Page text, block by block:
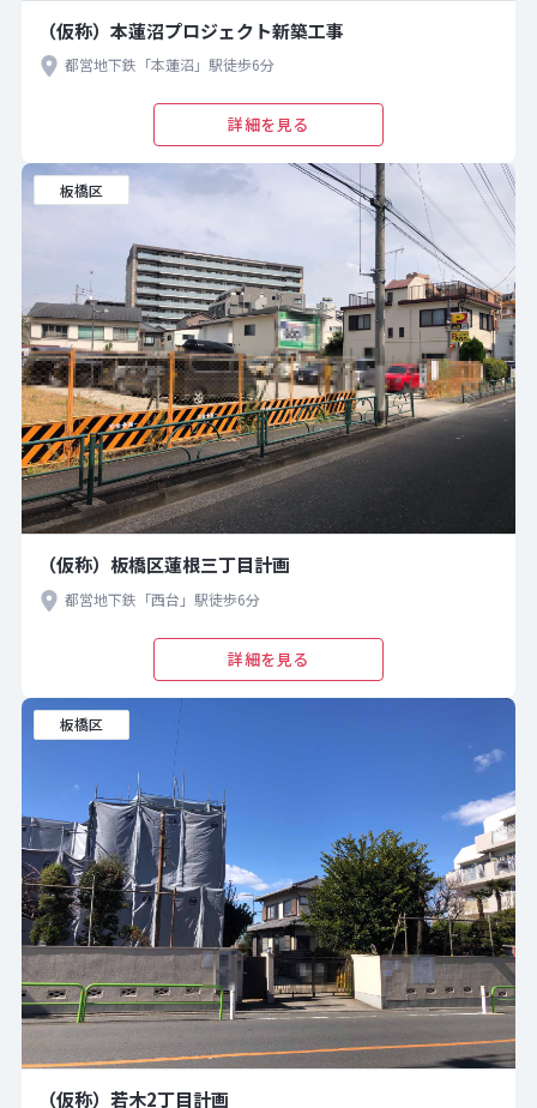
（仮称）本蓮沼プロジェクト新築工事
都営地下鉄「本蓮沼」駅徒歩6分
詳細を見る
板橋区
（仮称）板橋区蓮根三丁目計画
都営地下鉄「西台」駅徒歩6分
詳細を見る
板橋区
（仮称）若木2丁目計画